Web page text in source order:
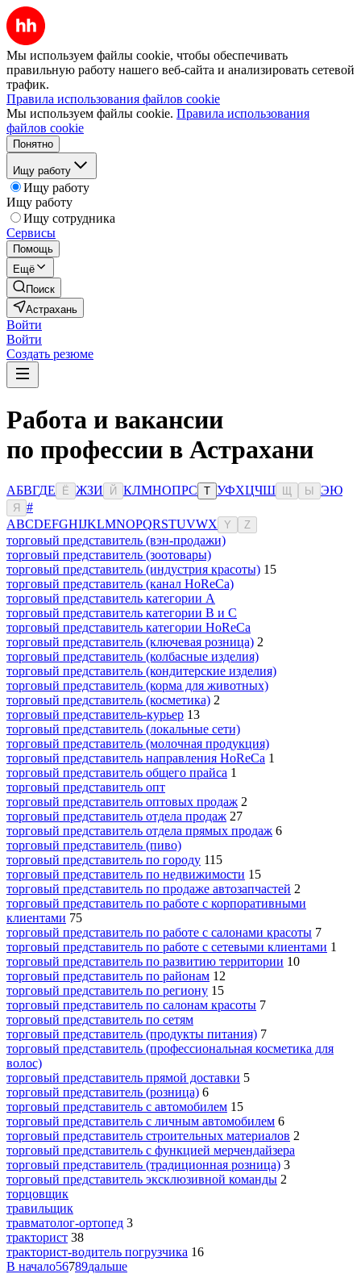
Мы используем файлы cookie, чтобы обеспечивать
правильную работу нашего веб-сайта и анализировать сетевой
трафик.
Правила использования файлов cookie
Мы используем файлы cookie. Правила использования
файлов cookie
Понятно
Ищу работу
Ищу работу
Ищу работу
Ищу сотрудника
Сервисы
Помощь
Ещё
Поиск
Астрахань
Войти
Войти
Создать резюме
Работа и вакансии
по профессии в Астрахани
АБВГДЕ Ё ЖЗИ Й КЛМНОПРС Т УФХЦЧШ Ы ЭЮ
Я
#
ABCDEFGHIJKLMNOPQRSTUVWX Y Z
торговый представитель (вэн-продажи)
торговый представитель (зоотовары)
торговый представитель (индустрия красоты) 15
торговый представитель (канал HoReCa)
торговый представитель категории A
торговый представитель категории B и C
торговый представитель категории HoReCa
торговый представитель (ключевая розница) 2
торговый представитель (колбасные изделия)
торговый представитель (кондитерские изделия)
торговый представитель (корма для животных)
торговый представитель (косметика) 2
торговый представитель-курьер 13
торговый представитель (локальные сети)
торговый представитель (молочная продукция)
торговый представитель направления HoReCa 1
торговый представитель общего прайса 1
торговый представитель опт
торговый представитель оптовых продаж 2
торговый представитель отдела продаж 27
торговый представитель отдела прямых продаж 6
торговый представитель (пиво)
торговый представитель по городу 115
торговый представитель по недвижимости 15
торговый представитель по продаже автозапчастей 2
торговый представитель по работе с корпоративными
клиентами 75
торговый представитель по работе с салонами красоты 7
торговый представитель по работе с сетевыми клиентами 1
торговый представитель по развитию территории 10
торговый представитель по районам 12
торговый представитель по региону 15
торговый представитель по салонам красоты 7
торговый представитель по сетям
торговый представитель (продукты питания) 7
торговый представитель (профессиональная косметика для
волос)
торговый представитель прямой доставки 5
торговый представитель (розница) 6
торговый представитель с автомобилем 15
торговый представитель с личным автомобилем 6
торговый представитель строительных материалов 2
торговый представитель с функцией мерчендайзера
торговый представитель (традиционная розница) 3
торговый представитель эксклюзивной команды 2
торцовщик
травильщик
травматолог-ортопед 3
тракторист 38
тракторист-водитель погрузчика 16
В начало56789дальше